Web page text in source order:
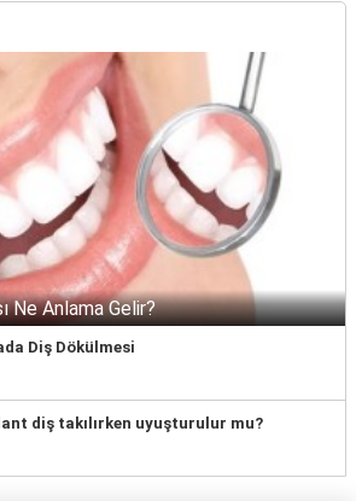
Ne Anlama Gelir?
Diş Dökülmesi
diş takılırken uyuşturulur mu?